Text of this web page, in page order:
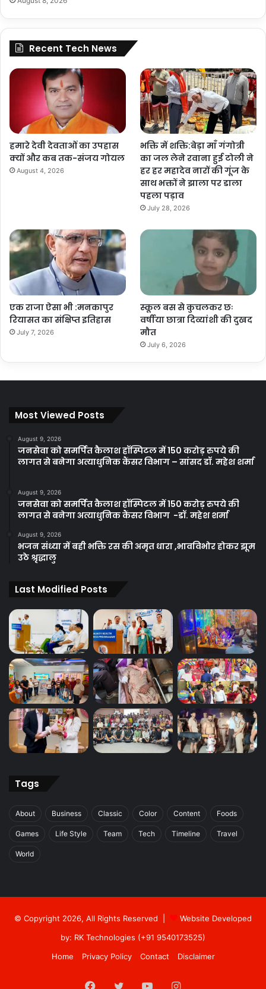
Recent Tech News
हमारे देवी देवताओं का उपहास
क्यों और कब तक-संजय गोयल
August 4, 2026
भक्ति में शक्ति:बेड़ा माँ गंगोत्री
का जल लेने रवाना हुई टोली ने
हर हर महादेव नारों की गूंज के
साथ भक्तों ने झाला पर डाला
पहला पड़ाव
July 28, 2026
एक राजा ऐसा भी :मनकापुर
रियासत का संक्षिप्त इतिहास
July 7, 2026
स्कूल बस से कुचलकर छः
वर्षीया छात्रा दिव्यांशी की दुखद
मौत
July 6, 2026
Most Viewed Posts
August 9, 2026
जनसेवा को समर्पित कैलाश हॉस्पिटल में 150 करोड़ रुपये की
लागत से बनेगा अत्याधुनिक कैंसर विभाग – सांसद डॉ. महेश शर्मा
August 9, 2026
जनसेवा को समर्पित कैलाश हॉस्पिटल में 150 करोड़ रुपये की
लागत से बनेगा अत्याधुनिक कैंसर विभाग -डॉ. महेश शर्मा
August 9, 2026
भजन संध्या में बही भक्ति रस की अमृत धारा ,भावविभोर होकर झूम
उठे श्रृद्धालु
Last Modified Posts
Tags
About Business Classic Color Content Foods
Games Life Style Team Tech Timeline Travel
World
© Copyright 2026, All Rights Reserved |
Website Developed
by: RK Technologies (+91 9540173525)
Home
Privacy Policy Contact Disclaimer
Facebook
TwitterYouTubeInstagram